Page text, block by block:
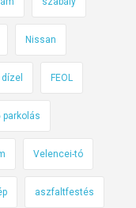
Nissan
dízel FEOL
parkolás
Velencei-tó
aszfaltfestés